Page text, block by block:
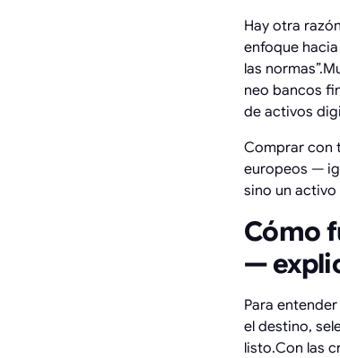
Hay otra
enfoque
las
neo bancos
de activos
Comprar con
europeos —
sino un
Cómo
—
Para
el destino,
listo.Con las